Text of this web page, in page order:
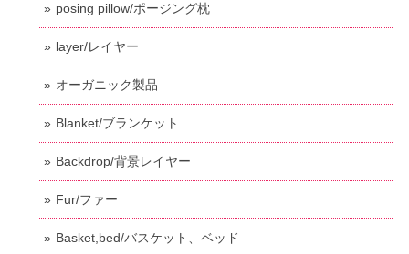
posing pillow/ポージング枕
layer/レイヤー
オーガニック製品
Blanket/ブランケット
Backdrop/背景レイヤー
Fur/ファー
Basket,bed/バスケット、ベッド